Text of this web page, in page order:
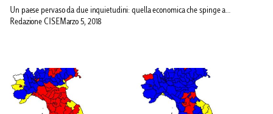
Un paese pervaso da due inquietudini: quella economica che spinge a…
Redazione CISEMarzo 5, 2018